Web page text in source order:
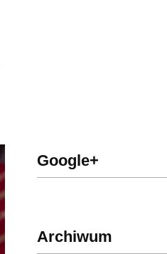
Google+
Archiwum